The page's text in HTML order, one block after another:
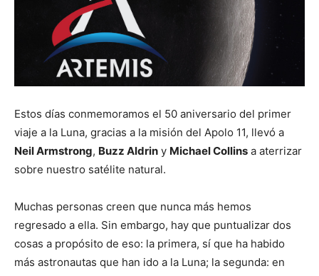
Estos días conmemoramos el 50 aniversario del primer
viaje a la Luna, gracias a la misión del Apolo 11, llevó a
Neil Armstrong, Buzz Aldrin y Michael Collins a aterrizar
sobre nuestro satélite natural.
Muchas personas creen que nunca más hemos
regresado a ella. Sin embargo, hay que puntualizar dos
cosas a propósito de eso: la primera, sí que ha habido
más astronautas que han ido a la Luna; la segunda: en